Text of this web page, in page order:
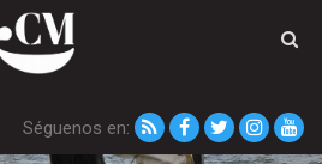
Séguenos en:
Novas